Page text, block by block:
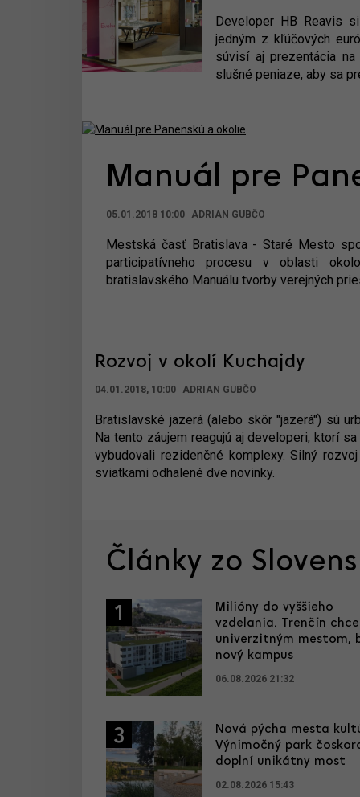
Developer HB Reavis
jedným z kľúčových
súvisí aj prezentácia na
slušné peniaze, aby sa
Manuál pre
05.01.2018 10:00 ADRIAN GUBČO
Mestská časť Bratislava - Staré Mesto
participatívneho procesu v oblasti
bratislavského Manuálu tvorby verejných
Rozvoj v okolí Kuchajdy
04.01.2018, 10:00 ADRIAN GUBČO
Bratislavské jazerá (alebo skôr "jazerá") sú
Na tento záujem reagujú aj developeri, ktorí
vybudovali rezidenčné komplexy. Silný
sviatkami odhalené dve novinky.
Články zo
1
Milióny do vyššieho
vzdelania. Trenčín
univerzitným mestom,
nový kampus
06.08.2026 21:32
3
Nová pýcha mesta
Výnimočný park
doplní unikátny most
02.08.2026 15:43